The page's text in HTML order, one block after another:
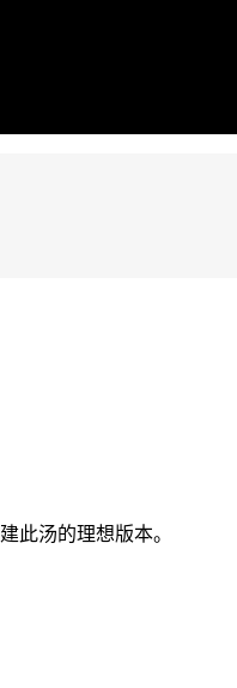
此汤的理想版本。